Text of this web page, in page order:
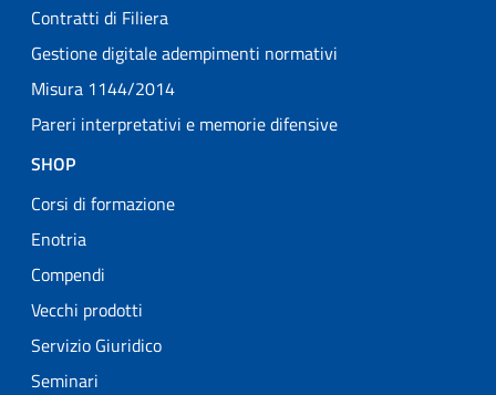
Contratti di Filiera
Gestione digitale adempimenti normativi
Misura 1144/2014
Pareri interpretativi e memorie difensive
SHOP
Corsi di formazione
Enotria
Compendi
Vecchi prodotti
Servizio Giuridico
Seminari